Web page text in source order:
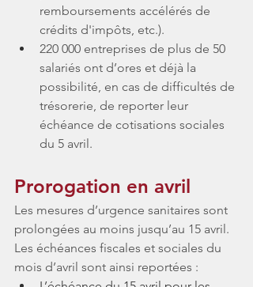
remboursements accélérés de
crédits d'impôts, etc.).
220 000 entreprises de plus de 50
salariés ont d’ores et déjà la
possibilité, en cas de difficultés de
trésorerie, de reporter leur
échéance de cotisations sociales
du 5 avril.
Prorogation en avril
Les mesures d’urgence sanitaires sont
prolongées au moins jusqu’au 15 avril.
Les échéances fiscales et sociales du
mois d’avril sont ainsi reportées :